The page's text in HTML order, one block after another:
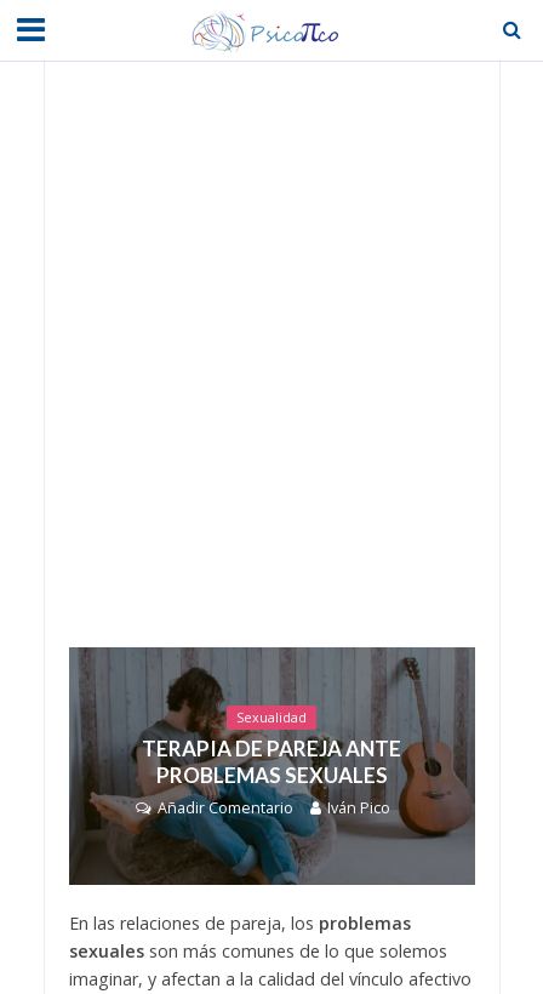
Sexualidad
TERAPIA DE PAREJA ANTE
PROBLEMAS SEXUALES
Añadir Comentario Iván Pico
En las relaciones de pareja, los problemas
sexualesson más comunes de lo que solemos
imaginar, y afectan a la calidad del vínculo afectivo